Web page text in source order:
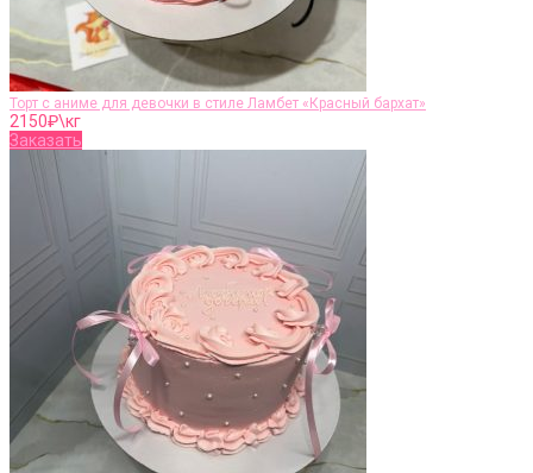
Торт с аниме для девочки в стиле Ламбет «Красный бархат»
2150₽\кг
Заказать